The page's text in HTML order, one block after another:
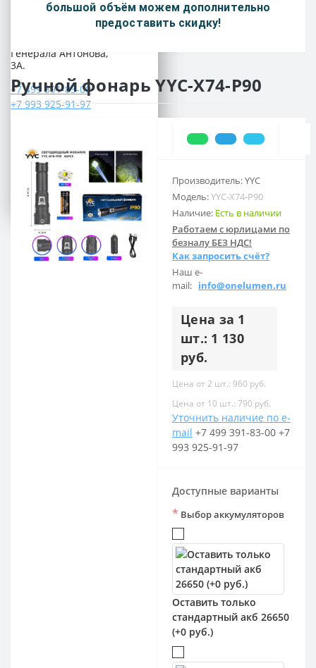
Наш адрес:
Генерала Антонова,
3А.
+7 499 391-83-00
+7 993 925-91-97
Предварительно согласуйте свой
приезд по телефону
большой объём можем дополнительно
предоставить скидку!
Ручной фонарь YYC-X74-P90
Производитель: YYC
Модель:YYC-X74-P90
Наличие: Есть в наличии
Работаем с юрлицами по
безналу БЕЗ НДС!
Как запросить счёт?
Наш e-
mail: info@onelumen.ru
Цена за 1
шт.: 1 130
руб.
Цена от 2 шт.: 960 руб.
Цена от 10 шт.: 790 руб.
Уточнить наличие по e-
mail +7 499 391-83-00 +7
993 925-91-97
Доступные варианты
* Выбор аккумуляторов
Оставить только
стандартный акб 26650
(+0 руб.)